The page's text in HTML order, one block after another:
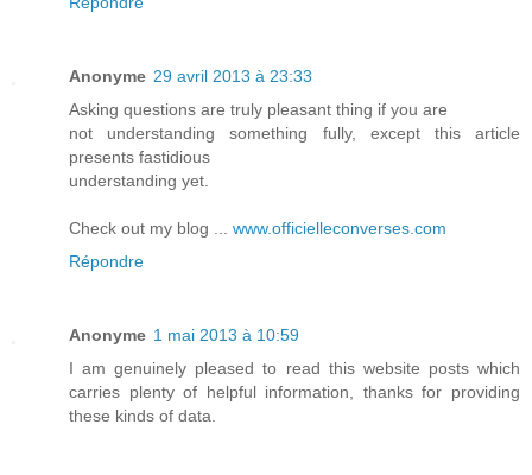
Anonyme 29 avril 2013 à 23:33
Asking questions are truly pleasant thing if you are
not understanding something fully, except this article
presents fastidious
understanding yet.
Check out my blog ... www.officielleconverses.com
Répondre
Anonyme 1 mai 2013 à 10:59
I am genuinely pleased to read this website posts which
carries plenty of helpful information, thanks for providing
these kinds of data.